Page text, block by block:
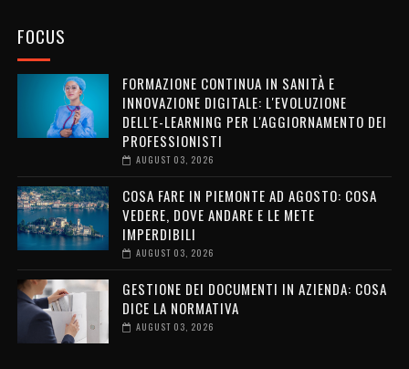
FOCUS
FORMAZIONE CONTINUA IN SANITÀ E
INNOVAZIONE DIGITALE: L'EVOLUZIONE
DELL'E-LEARNING PER L'AGGIORNAMENTO DEI
PROFESSIONISTI
AUGUST 03, 2026
COSA FARE IN PIEMONTE AD AGOSTO: COSA
VEDERE, DOVE ANDARE E LE METE
IMPERDIBILI
AUGUST 03, 2026
GESTIONE DEI DOCUMENTI IN AZIENDA: COSA
DICE LA NORMATIVA
AUGUST 03, 2026